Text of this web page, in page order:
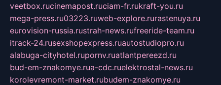
veetbox.rucinemapost.ruciam-fr.rukraft-you.ru
mega-press.ru03223.ruweb-explore.rurastenuya.ru
eurovision-russia.rustrah-news.rufreeride-team.ru
itrack-24.rusexshopexpress.ruautostudiopro.ru
alabuga-cityhotel.rupornv.ruatlantpereezd.ru
bud-em-znakomye.rua-cdc.ruelektrostal-news.ru
korolevremont-market.rubudem-znakomye.ru